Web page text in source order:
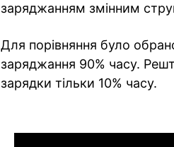
заряджанням змінним
Для порівняння було
заряджання 90% часу.
зарядки тільки 10% часу.